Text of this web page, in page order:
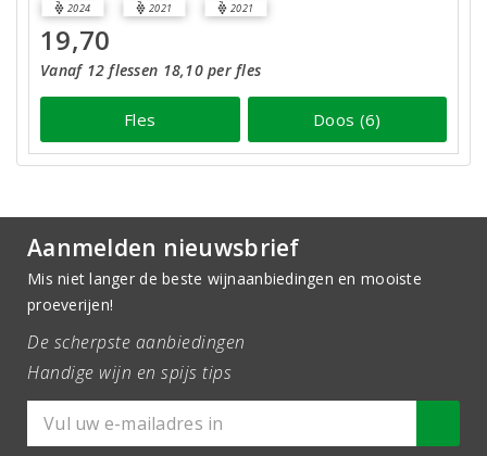
2024 2021 2021
19,70
Vanaf 12 flessen 18,10 per fles
Fles Doos (6)
Aanmelden nieuwsbrief
Mis niet langer de beste wijnaanbiedingen en mooiste
proeverijen!
De scherpste aanbiedingen
Handige wijn en spijs tips